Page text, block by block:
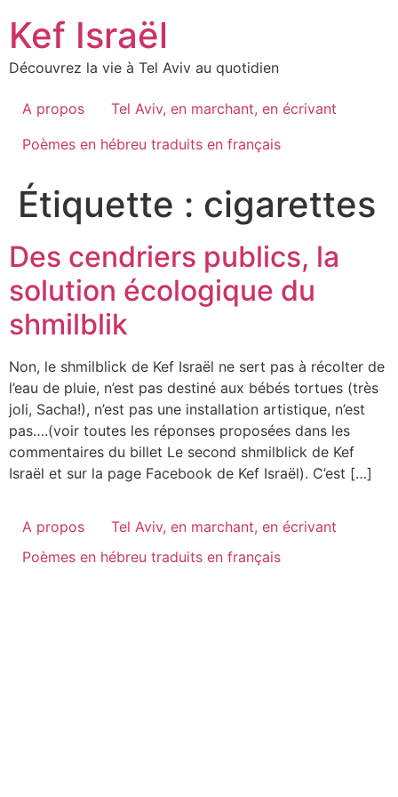
content
Kef Israël
Découvrez la vie à Tel Aviv au quotidien
A propos
Tel Aviv, en marchant, en écrivant
Poèmes en hébreu traduits en français
Étiquette : cigarettes
Des cendriers publics, la
solution écologique du
shmilblik
Non, le shmilblick de Kef Israël ne sert pas à récolter de
l’eau de pluie, n’est pas destiné aux bébés tortues (très
joli, Sacha!), n’est pas une installation artistique, n’est
pas….(voir toutes les réponses proposées dans les
commentaires du billet Le second shmilblick de Kef
Israël et sur la page Facebook de Kef Israël). C’est […]
A propos
Tel Aviv, en marchant, en écrivant
Poèmes en hébreu traduits en français